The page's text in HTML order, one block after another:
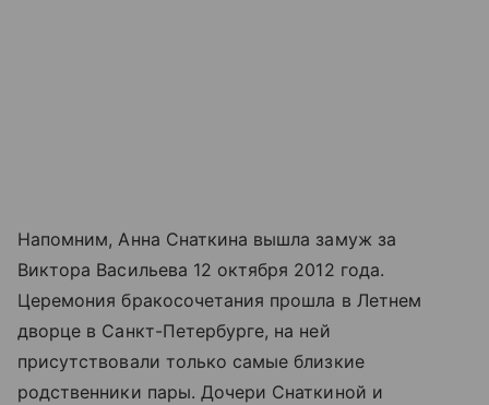
Напомним, Анна Снаткина вышла замуж за
Виктора Васильева 12 октября 2012 года.
Церемония бракосочетания прошла в Летнем
дворце в Санкт-Петербурге, на ней
присутствовали только самые близкие
родственники пары. Дочери Снаткиной и